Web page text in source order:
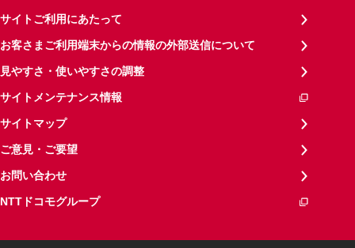
サイトご利用にあたって
お客さまご利用端末からの情報の外部送信について
見やすさ・使いやすさの調整
サイトメンテナンス情報
サイトマップ
ご意見・ご要望
お問い合わせ
NTTドコモグループ